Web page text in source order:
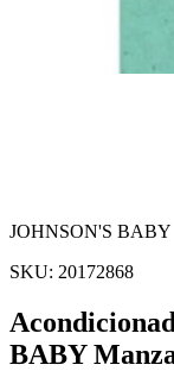
JOHNSON'S BABY
SKU: 20172868
BABY